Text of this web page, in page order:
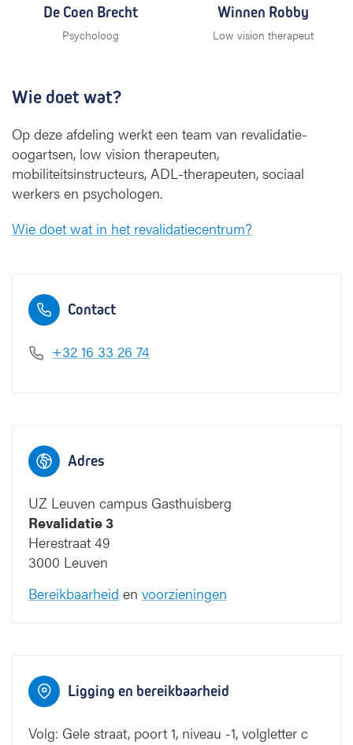
De Coen Brecht
Psycholoog
Winnen Robby
Low vision therapeut
Wie doet wat?
Op deze afdeling werkt een team van revalidatie-
oogartsen, low vision therapeuten,
mobiliteitsinstructeurs, ADL-therapeuten, sociaal
werkers en psychologen.
Wie doet wat in het revalidatiecentrum?
Contact
+32 16 33 26 74
Adres
UZ Leuven campus Gasthuisberg
Revalidatie 3
Herestraat 49
3000 Leuven
Bereikbaarheid en voorzieningen
Ligging en bereikbaarheid
Volg: Gele straat, poort 1, niveau -1, volgletter c
2
3
4 2
3
4